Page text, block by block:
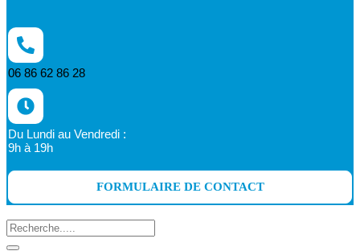
06 86 62 86 28
Du Lundi au Vendredi :
9h à 19h
FORMULAIRE DE CONTACT